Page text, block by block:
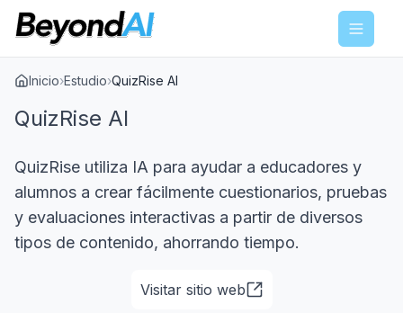
Menu
Inicio›Estudio›QuizRise AI
QuizRise AI
QuizRise utiliza IA para ayudar a educadores y
alumnos a crear fácilmente cuestionarios, pruebas
y evaluaciones interactivas a partir de diversos
tipos de contenido, ahorrando tiempo.
Visitar sitio web